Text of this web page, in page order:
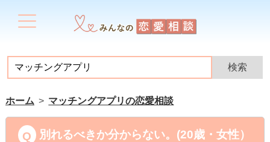
ホーム マッチングアプリの恋愛相談
別れるべきか分からない。(20歳・女性）